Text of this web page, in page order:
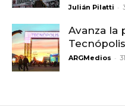
Julián Pilatti -
Avanza la
Tecnópolis
ARGMedios -